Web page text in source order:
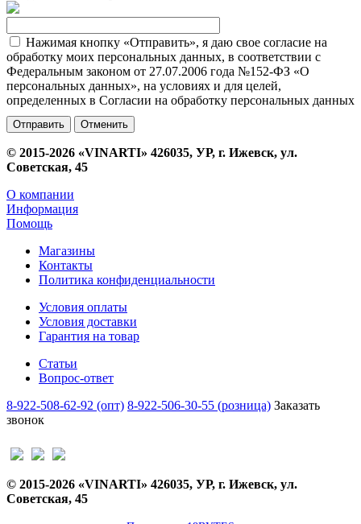
Нажимая кнопку «Отправить», я даю свое согласие на
обработку моих персональных данных, в соответствии с
Федеральным законом от 27.07.2006 года №152-ФЗ «О
персональных данных», на условиях и для целей,
определенных в Согласии на обработку персональных данных
Отменить
© 2015-2026 «VINARTI» 426035, УР, г. Ижевск, ул.
Советская, 45
О компании
Информация
Помощь
Магазины
Контакты
Политика конфиденциальности
Условия оплаты
Условия доставки
Гарантия на товар
Статьи
Вопрос-ответ
8-922-508-62-92 (опт) 8-922-506-30-55 (розница) Заказать
звонок
© 2015-2026 «VINARTI» 426035, УР, г. Ижевск, ул.
Советская, 45